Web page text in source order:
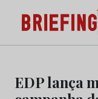
content
Briefing: Todas
Marketing e da
EDP lança